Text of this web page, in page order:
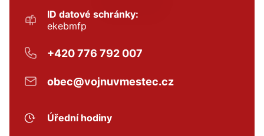
ID datové schránky:
ekebmfp
+420 776 792 007
obec@vojnuvmestec.cz
Úřední hodiny